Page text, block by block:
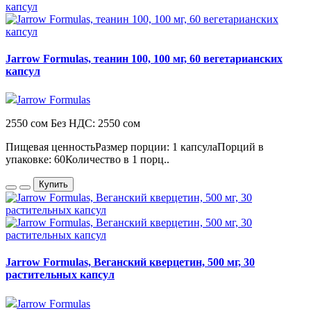
Jarrow Formulas, теанин 100, 100 мг, 60 вегетарианских
капсул
Jarrow Formulas
2550 сом Без НДС: 2550 сом
Пищевая ценностьРазмер порции: 1 капсулаПорций в
упаковке: 60Количество в 1 порц..
Купить
Jarrow Formulas, Веганский кверцетин, 500 мг, 30
растительных капсул
Jarrow Formulas